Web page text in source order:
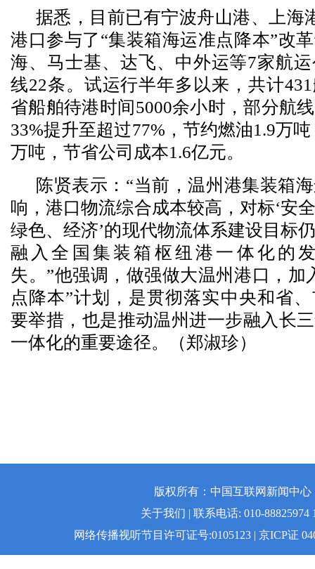
据悉，目前已有宁波舟山港、上海
港口参与了“集装箱海运准点降本”改
海、马士基、达飞、中外运等7家航
线22条。试运行半年多以来，共计
省船舶待港时间5000余小时，部分航
33%提升至超过77%，节约燃油1.9万
万吨，节省公司成本1.6亿元。
陈贤表示：“当前，温州港集装箱
响，港口物流综合成本较高，对标‘安
绿色、经济’的现代物流体系建设目标
融入全国集装箱枢纽港一体化的
失。”他强调，做强做大温州港口，加
点降本”计划，是贯彻落实中央和省
要举措，也是推动温州进一步融入长
一体化的重要途径。（郑淑珍）
版权所有：中国互联网新闻中
关于我们 | 联系电话: 010-88825974
网络传播视听节目许可证号:0105123 | 京ICP证